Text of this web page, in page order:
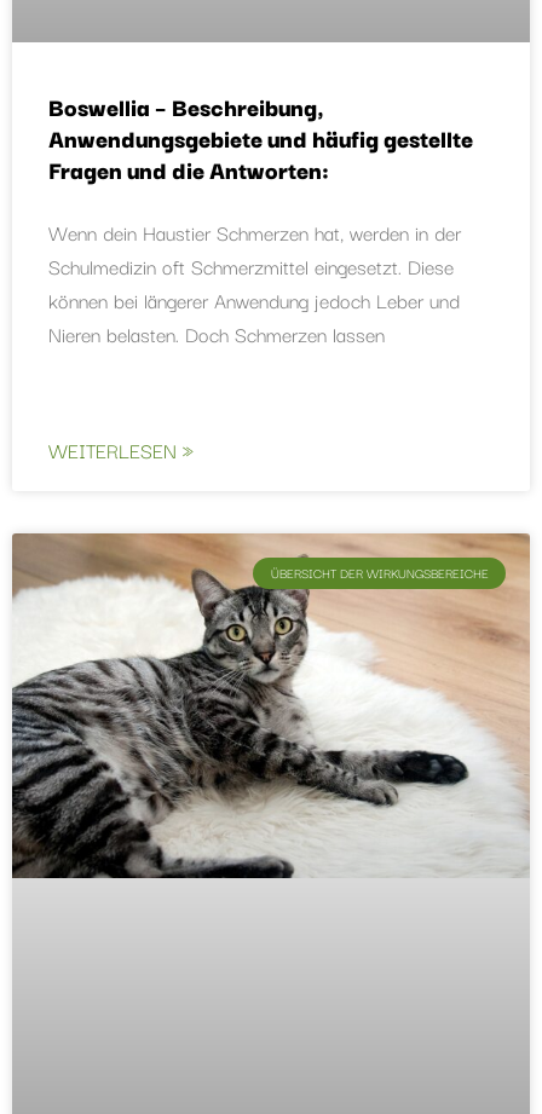
Boswellia – Beschreibung,
Anwendungsgebiete und häufig gestellte
Fragen und die Antworten:
Wenn dein Haustier Schmerzen hat, werden in der
Schulmedizin oft Schmerzmittel eingesetzt. Diese
können bei längerer Anwendung jedoch Leber und
Nieren belasten. Doch Schmerzen lassen
WEITERLESEN »
ÜBERSICHT DER WIRKUNGSBEREICHE